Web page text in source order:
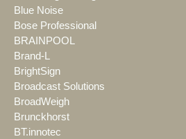
Blue Noise
Bose Professional
BRAINPOOL
Brand-L
BrightSign
Broadcast Solutions
BroadWeigh
Brunckhorst
BT.innotec